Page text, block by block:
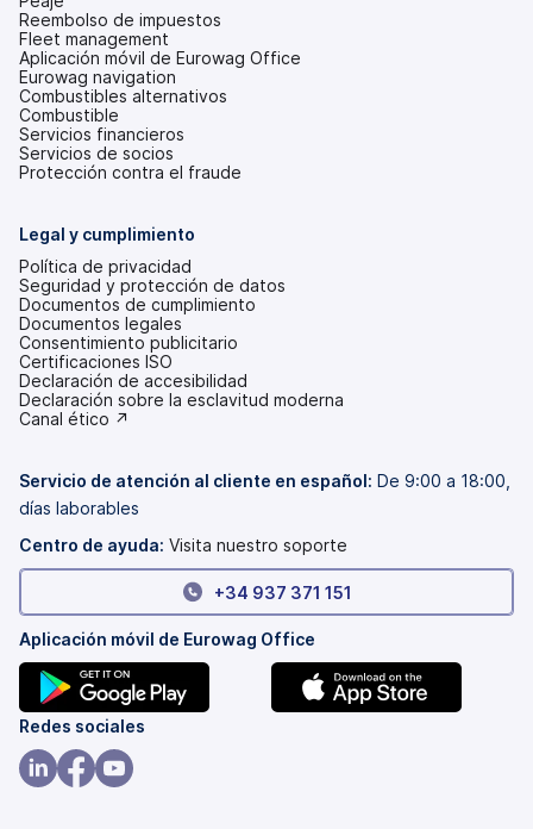
Reembolso de impuestos
Fleet management
Aplicación móvil de Eurowag Office
Eurowag navigation
Combustibles alternativos
Combustible
Servicios financieros
Servicios de socios
Protección contra el fraude
Legal y cumplimiento
Política de privacidad
Seguridad y protección de datos
Documentos de cumplimiento
Documentos legales
Consentimiento publicitario
Certificaciones ISO
Declaración de accesibilidad
(se
abre
pestaña
nueva)
Declaración sobre la esclavitud moderna
(se
una
pestaña
nueva)
Canal ético ↗
Servicio de atención al cliente en español: De 9:00 a 18:00,
días laborables
Centro de ayuda: Visita nuestro soporte
+34 937 371 151
Aplicación móvil de Eurowag Office
(se
abre
en
Redes sociales